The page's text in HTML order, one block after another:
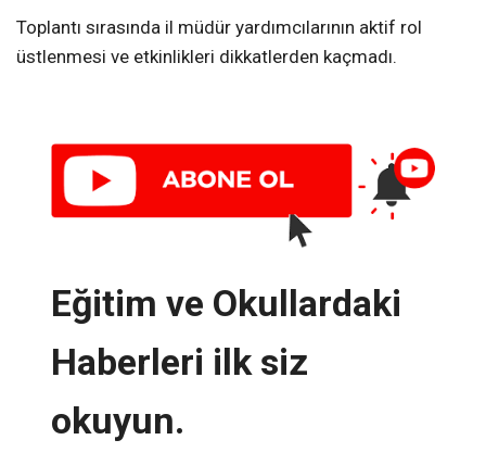
Toplantı sırasında il müdür yardımcılarının aktif rol
üstlenmesi ve etkinlikleri dikkatlerden kaçmadı.
Eğitim ve Okullardaki
Haberleri ilk siz
okuyun.